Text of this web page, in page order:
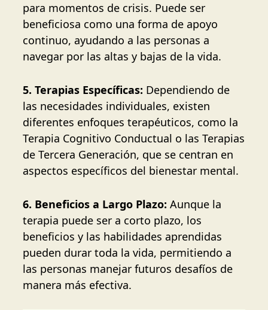
para momentos de crisis. Puede ser
beneficiosa como una forma de apoyo
continuo, ayudando a las personas a
navegar por las altas y bajas de la vida.
5. Terapias Específicas: Dependiendo de
las necesidades individuales, existen
diferentes enfoques terapéuticos, como la
Terapia Cognitivo Conductual o las Terapias
de Tercera Generación, que se centran en
aspectos específicos del bienestar mental.
6. Beneficios a Largo Plazo: Aunque la
terapia puede ser a corto plazo, los
beneficios y las habilidades aprendidas
pueden durar toda la vida, permitiendo a
las personas manejar futuros desafíos de
manera más efectiva.